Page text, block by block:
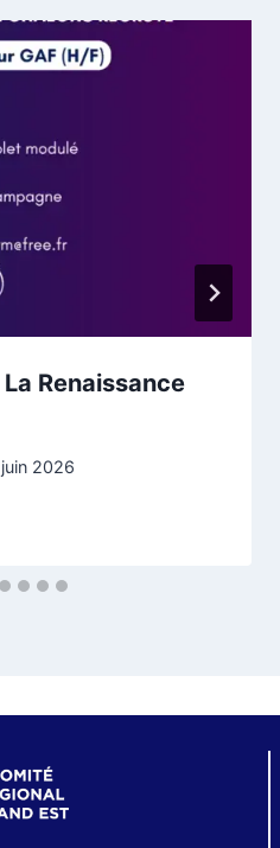
Renaissance
2026